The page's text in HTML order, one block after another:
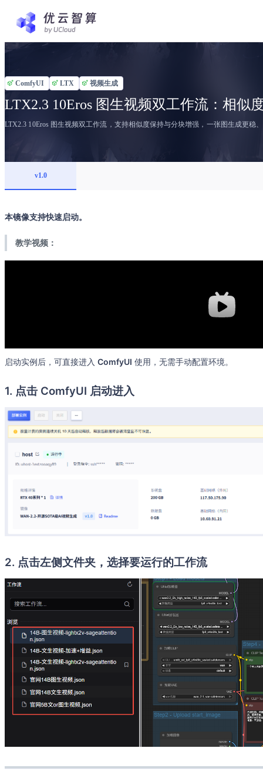
ComfyUI LTX 视频生成
LTX2.3 10Eros 图生视频双工作流：相似
LTX2.3 10Eros 图生视频双工作流，支持相似度保持与分块增强，一张图生成更稳
v1.0
本镜像支持快速启动。
教学视频：
启动实例后，可直接进入 ComfyUI 使用，无需手动配置环境。
1. 点击 ComfyUI 启动进入
2. 点击左侧文件夹，选择要运行的工作流